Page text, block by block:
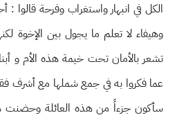
الكل في انبهار واستغراب وفرحة قالوا :
وهيفاء لا تعلم ما يجول بين الإخوة
تشعر بالأمان تحت خيمة هذه الأم و
عما فكروا به في جمع شملها مع أشرف
سأكون جزءاً من هذه العائلة